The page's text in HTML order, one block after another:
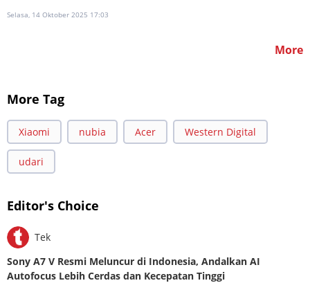
Selasa, 14 Oktober 2025 17:03
More
More Tag
Xiaomi nubia Acer Western Digital
udari
Editor's Choice
Tek
Sony A7 V Resmi Meluncur di Indonesia, Andalkan AI
Autofocus Lebih Cerdas dan Kecepatan Tinggi